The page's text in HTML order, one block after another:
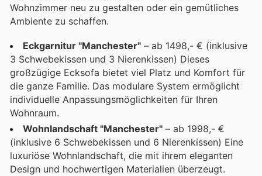
Wohnzimmer neu zu gestalten oder ein gemütliches
Ambiente zu schaffen.
Eckgarnitur "Manchester" – ab 1498,- € (inklusive
3 Schwebekissen und 3 Nierenkissen) Dieses
großzügige Ecksofa bietet viel Platz und Komfort für
die ganze Familie. Das modulare System ermöglicht
individuelle Anpassungsmöglichkeiten für Ihren
Wohnraum.
Wohnlandschaft "Manchester" – ab 1998,- €
(inklusive 6 Schwebekissen und 6 Nierenkissen) Eine
luxuriöse Wohnlandschaft, die mit ihrem eleganten
Design und hochwertigen Materialien überzeugt.